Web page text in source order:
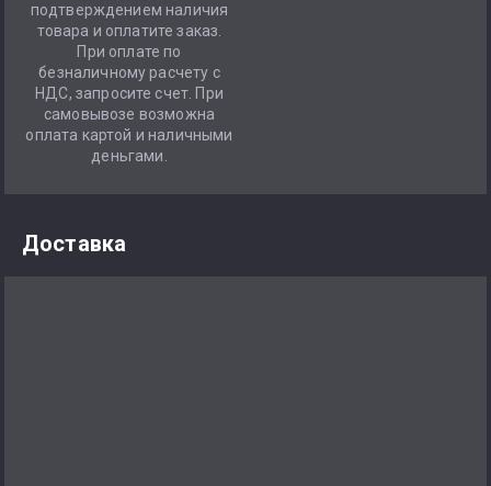
подтверждением наличия
товара и оплатите заказ.
При оплате по
безналичному расчету с
НДС, запросите счет. При
самовывозе возможна
оплата картой и наличными
деньгами.
Доставка